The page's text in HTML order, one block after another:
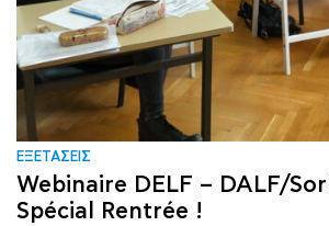
ΕΞΕΤΑΣΕΙΣ
Webinaire DELF – DALF/
Spécial Rentrée !